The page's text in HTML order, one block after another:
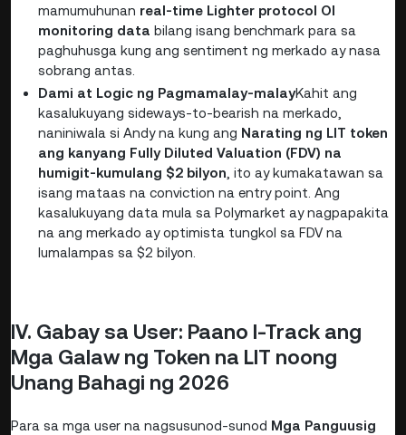
mamumuhunan real-time Lighter protocol OI
monitoring data bilang isang benchmark para sa
paghuhusga kung ang sentiment ng merkado ay nasa
sobrang antas.
Dami at Logic ng Pagmamalay-malayKahit ang
kasalukuyang sideways-to-bearish na merkado,
naniniwala si Andy na kung ang Narating ng LIT token
ang kanyang Fully Diluted Valuation (FDV) na
humigit-kumulang $2 bilyon , ito ay kumakatawan sa
isang mataas na conviction na entry point. Ang
kasalukuyang data mula sa Polymarket ay nagpapakita
na ang merkado ay optimista tungkol sa FDV na
lumalampas sa $2 bilyon.
IV. Gabay sa User: Paano I-Track ang
Mga Galaw ng Token na LIT noong
Unang Bahagi ng 2026
Para sa mga user na nagsusunod-sunod Mga Panguusig